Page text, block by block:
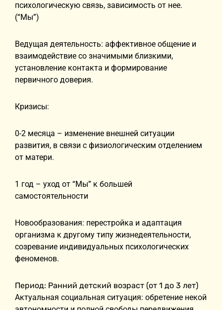
психологическую связь, зависимость от нее.
(“Мы”)
Ведущая деятельность: аффективное общение и
взаимодействие со значимыми близкими,
установление контакта и формирование
первичного доверия.
Кризисы:
0-2 месяца – изменение внешней ситуации
развития, в связи с физиологическим отделением
от матери.
1 год – уход от “Мы” к большей
самостоятельности
Новообразования: перестройка и адаптация
организма к другому типу жизнедеятельности,
созревание индивидуальных психологических
феноменов.
Период: Ранний детский возраст (от 1 до 3 лет)
Актуальная социальная ситуация: обретение некой